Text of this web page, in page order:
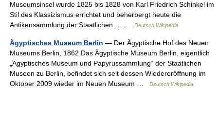
Museumsinsel wurde 1825 bis 1828 von Karl Friedrich Schinkel im
Stil des Klassizismus errichtet und beherbergt heute die
Antikensammlung der Staatlichen… …
Deutsch Wikipedia
Ägyptisches Museum Berlin — Der Ägyptische Hof des Neuen
Museums Berlin, 1862 Das Ägyptische Museum Berlin, eigentlich
„Ägyptisches Museum und Papyrussammlung“ der Staatlichen
Museen zu Berlin, befindet sich seit dessen Wiedereröffnung im
Oktober 2009 wieder im Neuen Museum …
Deutsch Wikipedia